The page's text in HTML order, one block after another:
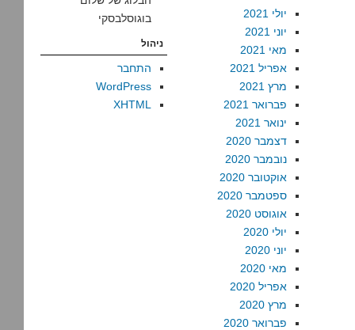
יולי 2021
יוני 2021
מאי 2021
אפריל 2021
מרץ 2021
פברואר 2021
ינואר 2021
דצמבר 2020
נובמבר 2020
אוקטובר 2020
ספטמבר 2020
אוגוסט 2020
יולי 2020
יוני 2020
מאי 2020
אפריל 2020
מרץ 2020
פברואר 2020
בוגוסלבסקי
ניהול
התחבר
WordPress
XHTML